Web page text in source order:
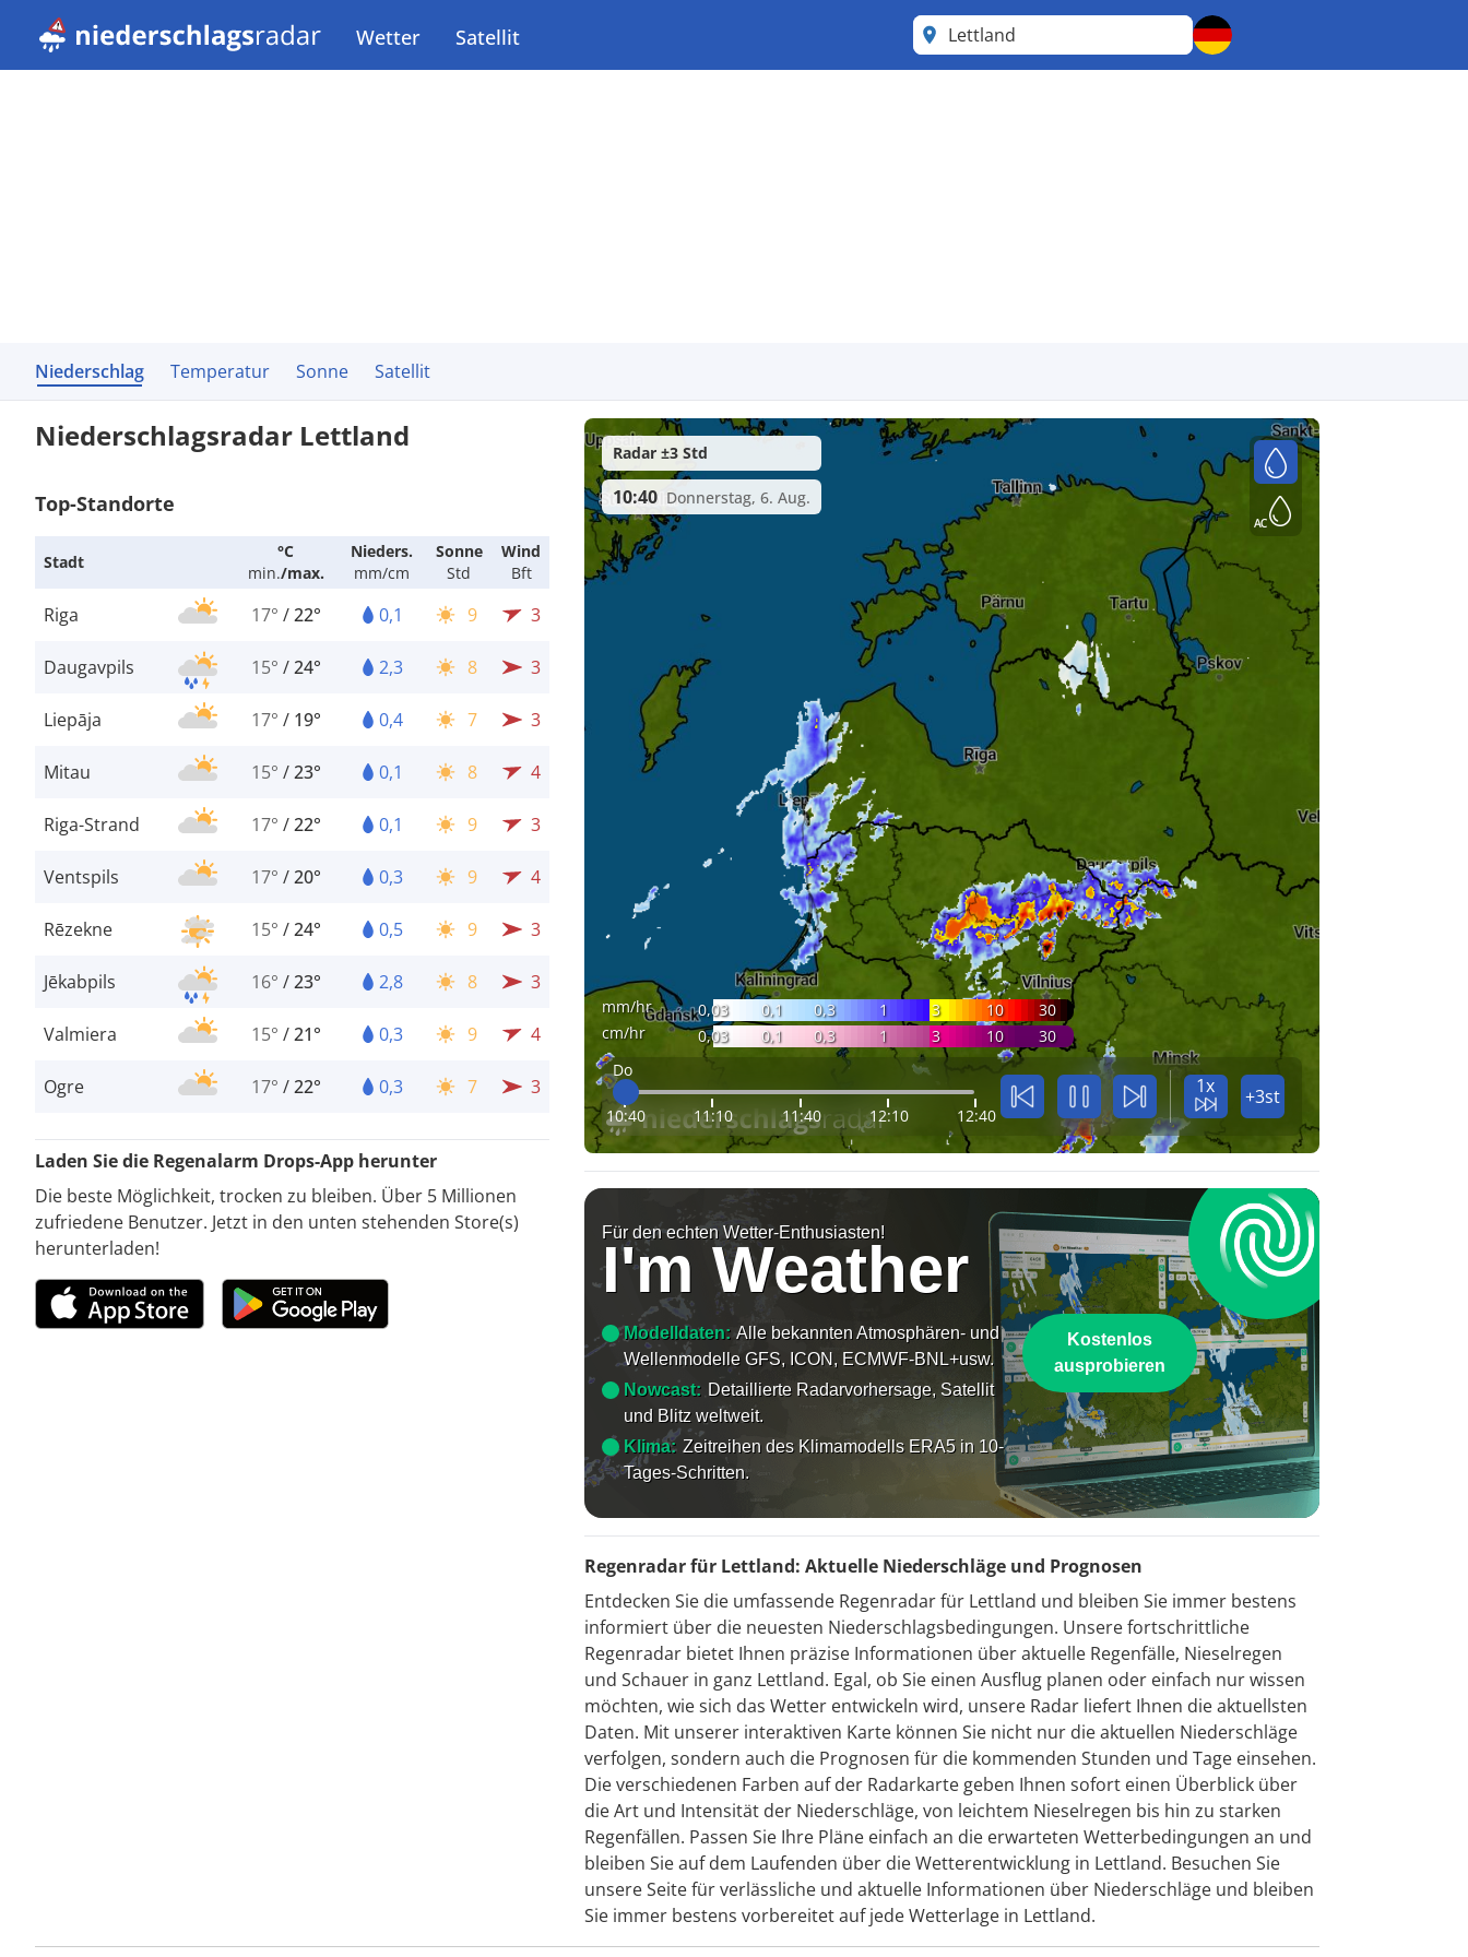
Wetter Satellit Lettland
Niederschlag Temperatur Sonne Satellit
Niederschlagsradar Lettland
Top-Standorte
Stadt
°C
min./max.
Nieders.
mm/cm
Sonne
Std
Wind
Bft
Riga 17° /22° 0,1 9 3
Daugavpils 15° /24° 2,3 8 3
Liepāja 17° / 19° 0,4 7 3
Mitau 15° /23° 0,1 8 4
Riga-Strand 17° /22° 0,1 9 3
Ventspils 17° /20° 0,3 9 4
Rēzekne 15° /24° 0,5 9 3
Jēkabpils 16° /23° 2,8 8 3
Valmiera 15° /21° 0,3 9 4
Ogre 17° /22° 0,3 7 3
Laden Sie die Regenalarm Drops-App herunter
Die beste Möglichkeit, trocken zu bleiben. Über 5 Millionen
zufriedene Benutzer. Jetzt in den unten stehenden Store(s)
herunterladen!
mm/hr 0,03 0,1 0,3 1 3 10
30
cm/hr
0,03 0,1 0,3 1 3 10
30
Do
10:40 11:10 11:40 12:10 12:40
1x +3st
Radar ±3 Std
10:40 Donnerstag, 6. Aug.
Für den echten Wetter-Enthusiasten!
I'm Weather
Modelldaten: Alle bekannten Atmosphären- und
Wellenmodelle GFS, ICON, ECMWF-BNL+usw.
Nowcast: Detaillierte Radarvorhersage, Satellit
und Blitz weltweit.
Klima: Zeitreihen des Klimamodells ERA5 in 10-
Tages-Schritten.
Kostenlos
ausprobieren
Regenradar für Lettland: Aktuelle Niederschläge und Prognosen
Entdecken Sie die umfassende Regenradar für Lettland und bleiben Sie immer bestens
informiert über die neuesten Niederschlagsbedingungen. Unsere fortschrittliche
Regenradar bietet Ihnen präzise Informationen über aktuelle Regenfälle, Nieselregen
und Schauer in ganz Lettland. Egal, ob Sie einen Ausflug planen oder einfach nur wissen
möchten, wie sich das Wetter entwickeln wird, unsere Radar liefert Ihnen die aktuellsten
Daten. Mit unserer interaktiven Karte können Sie nicht nur die aktuellen Niederschläge
verfolgen, sondern auch die Prognosen für die kommenden Stunden und Tage einsehen.
Die verschiedenen Farben auf der Radarkarte geben Ihnen sofort einen Überblick über
die Art und Intensität der Niederschläge, von leichtem Nieselregen bis hin zu starken
Regenfällen. Passen Sie Ihre Pläne einfach an die erwarteten Wetterbedingungen an und
bleiben Sie auf dem Laufenden über die Wetterentwicklung in Lettland. Besuchen Sie
unsere Seite für verlässliche und aktuelle Informationen über Niederschläge und bleiben
Sie immer bestens vorbereitet auf jede Wetterlage in Lettland.